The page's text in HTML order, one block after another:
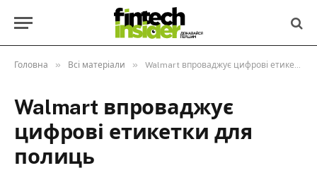
Головна » Всі матеріали » Walmart впроваджує цифрові етикетки для полиць
Walmart впроваджує
цифрові етикетки для
полиць